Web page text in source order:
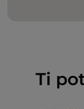
Ti